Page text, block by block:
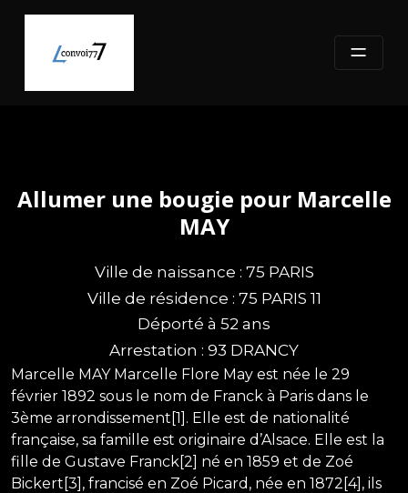
content
Allumer une bougie pour Marcelle
MAY
Ville de naissance : 75 PARIS
Ville de résidence : 75 PARIS 11
Déporté à 52 ans
Arrestation : 93 DRANCY
Marcelle MAY Marcelle Flore May est née le 29
février 1892 sous le nom de Franck à Paris dans le
3ème arrondissement[1]. Elle est de nationalité
française, sa famille est originaire d’Alsace. Elle est la
fille de Gustave Franck[2] né en 1859 et de Zoé
Bickert[3], francisé en Zoé Picard, née en 1872[4], ils